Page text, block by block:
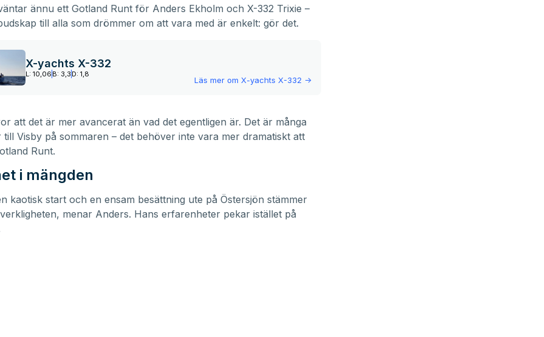
ännu ett Gotland Runt för Anders Ekholm och X-332 Trixie –
till alla som drömmer om att vara med är enkelt: gör det.
X-yachts X-332
L: 10,06 B: 3,3 D: 1,8
Läs mer om X-yachts X-332 ->
att det är mer avancerat än vad det egentligen är. Det är många
till Visby på sommaren – det behöver inte vara mer dramatiskt att
Runt.
i mängden
kaotisk start och en ensam besättning ute på Östersjön stämmer
menar Anders. Hans erfarenheter pekar istället på